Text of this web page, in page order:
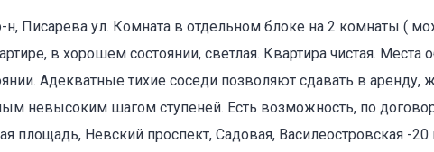
Писарева ул. Комната в отдельном блоке на 2 комнаты (
в хорошем состоянии, светлая. Квартира чистая. Места
Адекватные тихие соседи позволяют сдавать в аренду,
невысоким шагом ступеней. Есть возможность, по
площадь, Невский проспект, Садовая, Василеостровская -